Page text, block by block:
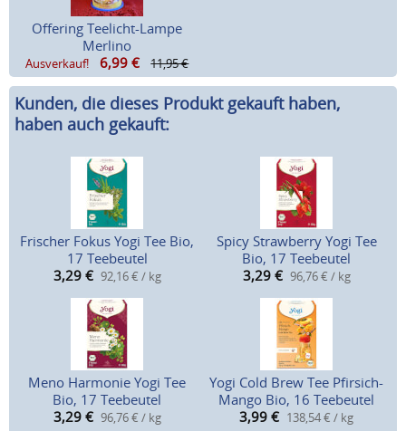
Offering Teelicht-Lampe
Merlino
Ausverkauf! 6,99 € 11,95 €
Kunden, die dieses Produkt gekauft haben,
haben auch gekauft:
Frischer Fokus Yogi Tee Bio,
17 Teebeutel
3,29 € 92,16 € / kg
Spicy Strawberry Yogi Tee
Bio, 17 Teebeutel
3,29 € 96,76 € / kg
Meno Harmonie Yogi Tee
Bio, 17 Teebeutel
3,29 € 96,76 € / kg
Yogi Cold Brew Tee Pfirsich-
Mango Bio, 16 Teebeutel
3,99 € 138,54 € / kg